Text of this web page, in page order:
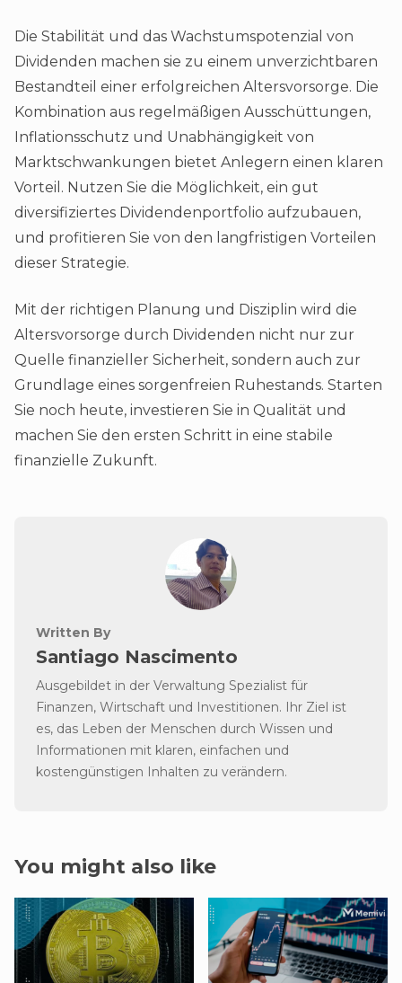
Die Stabilität und das Wachstumspotenzial von
Dividenden machen sie zu einem unverzichtbaren
Bestandteil einer erfolgreichen Altersvorsorge. Die
Kombination aus regelmäßigen Ausschüttungen,
Inflationsschutz und Unabhängigkeit von
Marktschwankungen bietet Anlegern einen klaren
Vorteil. Nutzen Sie die Möglichkeit, ein gut
diversifiziertes Dividendenportfolio aufzubauen,
und profitieren Sie von den langfristigen Vorteilen
dieser Strategie.
Mit der richtigen Planung und Disziplin wird die
Altersvorsorge durch Dividenden nicht nur zur
Quelle finanzieller Sicherheit, sondern auch zur
Grundlage eines sorgenfreien Ruhestands. Starten
Sie noch heute, investieren Sie in Qualität und
machen Sie den ersten Schritt in eine stabile
finanzielle Zukunft.
Written By
Santiago Nascimento
Ausgebildet in der Verwaltung Spezialist für
Finanzen, Wirtschaft und Investitionen. Ihr Ziel ist
es, das Leben der Menschen durch Wissen und
Informationen mit klaren, einfachen und
kostengünstigen Inhalten zu verändern.
You might also like